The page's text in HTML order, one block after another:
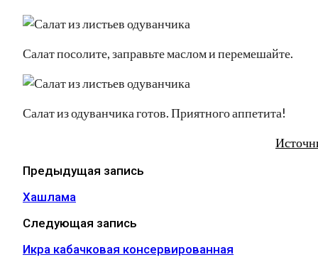
Салат посолите, заправьте маслом и перемешайте.
Салат из одуванчика готов. Приятного аппетита!
Предыдущая запись
Хашлама
Следующая запись
Икра кабачковая консервированная